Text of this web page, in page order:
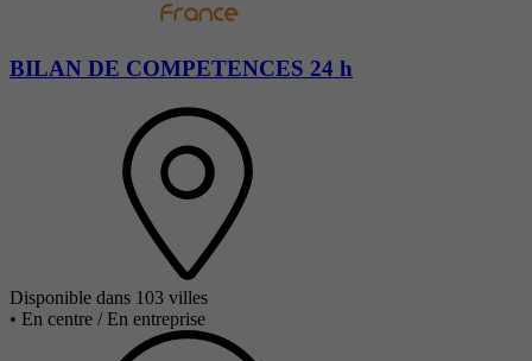
BILAN DE COMPETENCES 24 h
Disponible dans 103 villes
• En centre / En entreprise